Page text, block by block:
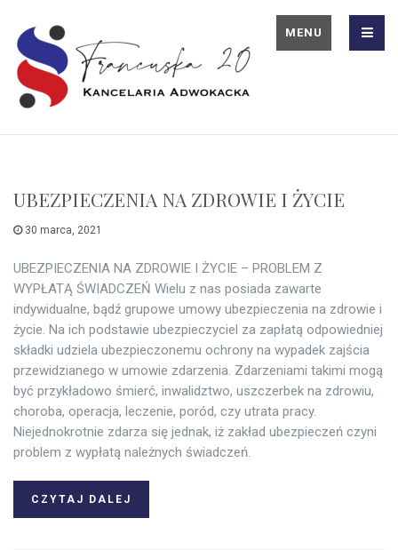
MENU
UBEZPIECZENIA NA ZDROWIE I ŻYCIE
30 marca, 2021
UBEZPIECZENIA NA ZDROWIE I ŻYCIE – PROBLEM Z
WYPŁATĄ ŚWIADCZEŃ Wielu z nas posiada zawarte
indywidualne, bądź grupowe umowy ubezpieczenia na zdrowie i
życie. Na ich podstawie ubezpieczyciel za zapłatą odpowiedniej
składki udziela ubezpieczonemu ochrony na wypadek zajścia
przewidzianego w umowie zdarzenia. Zdarzeniami takimi mogą
być przykładowo śmierć, inwalidztwo, uszczerbek na zdrowiu,
choroba, operacja, leczenie, poród, czy utrata pracy.
Niejednokrotnie zdarza się jednak, iż zakład ubezpieczeń czyni
problem z wypłatą należnych świadczeń.
CZYTAJ DALEJ